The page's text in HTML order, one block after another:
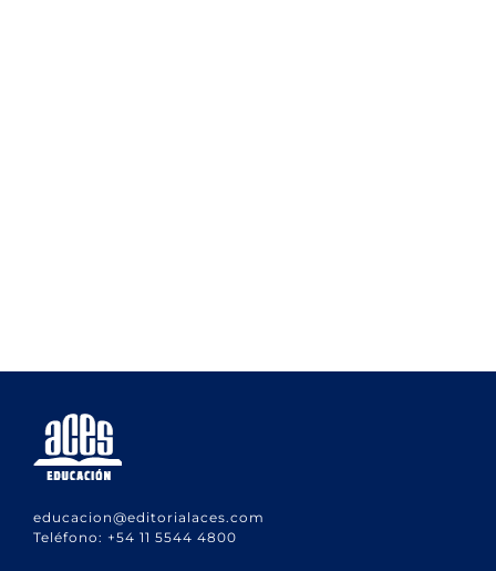
educacion@editorialaces.com
Teléfono: +54 11 5544 4800